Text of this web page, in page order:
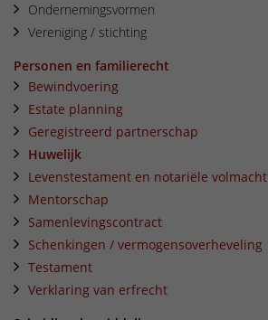
Ondernemingsvormen
Vereniging / stichting
Personen en familierecht
Bewindvoering
Estate planning
Geregistreerd partnerschap
Huwelijk
Levenstestament en notariële volmacht
Mentorschap
Samenlevingscontract
Schenkingen / vermogensoverheveling
Testament
Verklaring van erfrecht